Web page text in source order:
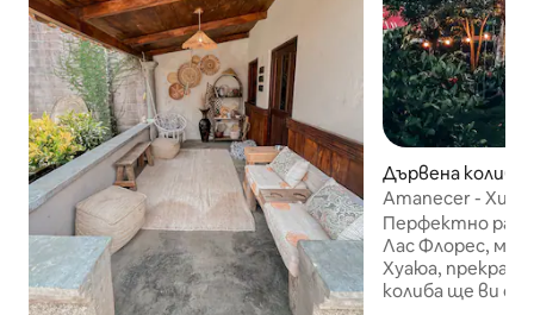
Дървена колиба
Amanecer - Хижа
градина 🐶
Перфектно
Лас Флорес,
Хуаюа,
колиба ще ви